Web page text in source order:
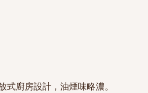
廚房設計，油煙味略濃。